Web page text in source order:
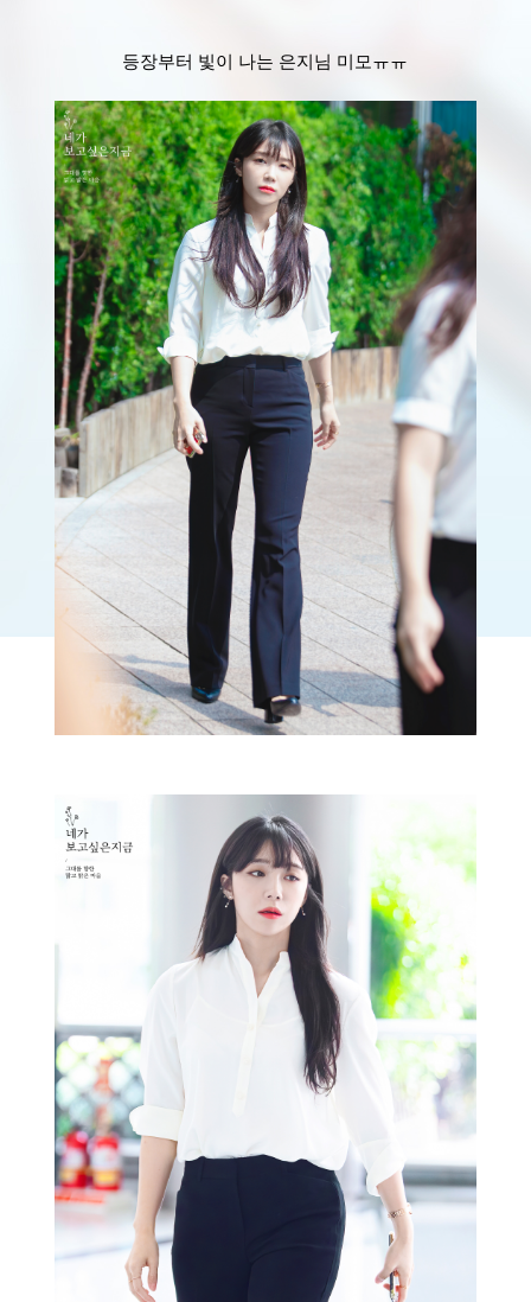
등장부터 빛이 나는 은지님 미모ㅠㅠ